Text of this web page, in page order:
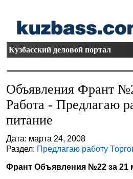
Кузбасский деловой портал
Объявления Франт
Работа - Предлагаю
питание
Дата: марта 24, 2008
Раздел: Предлагаю работу
Франт Объявления №22 за 21